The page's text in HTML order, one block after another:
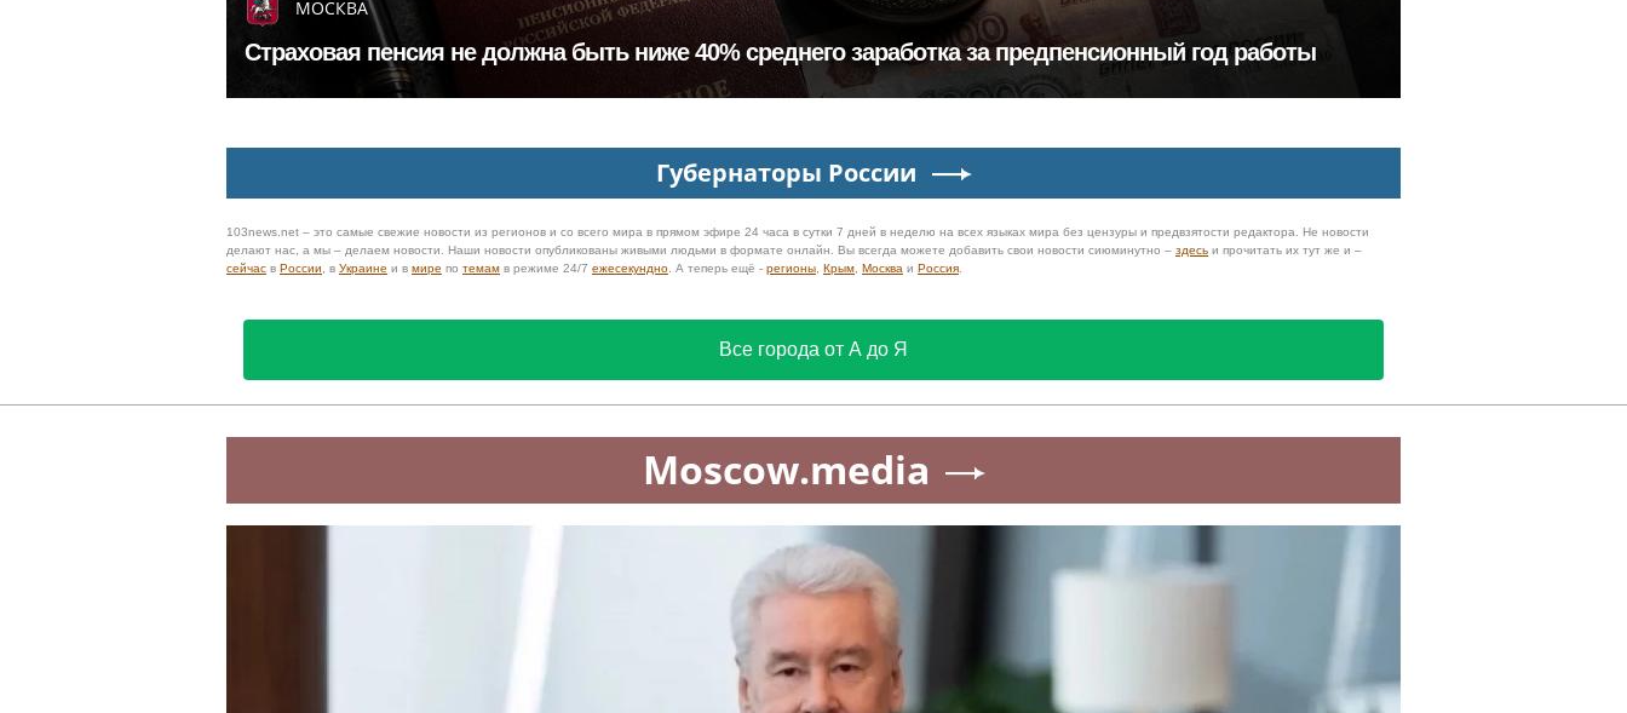
МОСКВА
Страховая пенсия не должна быть ниже 40% среднего заработка за предпенсионный год работы
Губернаторы России
103news.net – это самые свежие новости из регионов и со всего мира в прямом эфире 24 часа в сутки 7 дней в неделю на всех языках мира без цензуры и предвзятости редактора. Не новости
делают нас, а мы – делаем новости. Наши новости опубликованы живыми людьми в формате онлайн. Вы всегда можете добавить свои новости сиюминутно – здесь и прочитать их тут же и –
сейчас в России , в Украине и в мире по темам в режиме 24/7 ежесекундно . А теперь ещё - регионы Крым Москва и Россия
Все города от А до Я
Moscow.media